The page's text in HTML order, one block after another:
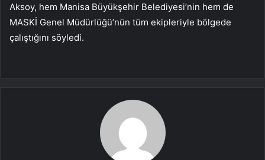
Aksoy, hem Manisa Büyükşehir Belediyesi’nin hem de
MASKİ Genel Müdürlüğü’nün tüm ekipleriyle bölgede
çalıştığını söyledi.